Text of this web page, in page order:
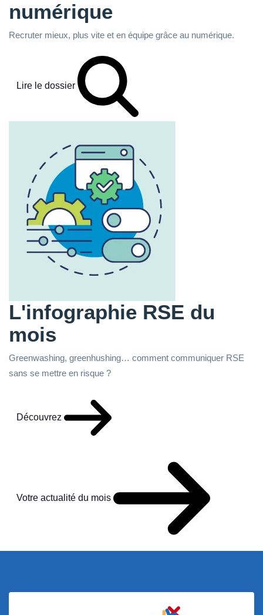
numérique
Recruter mieux, plus vite et en équipe grâce au numérique.
Lire le dossier
L'infographie RSE du
mois
Greenwashing, greenhushing… comment communiquer RSE
sans se mettre en risque ?
Découvrez
Votre actualité du mois